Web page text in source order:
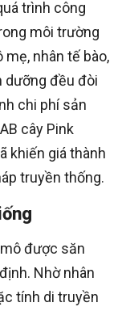
trình công
môi trường
nhân tế bào,
dưỡng đều đòi
chi phí sản
cây Pink
khiến giá thành
truyền thống.
được săn
Nhờ nhân
tính di truyền